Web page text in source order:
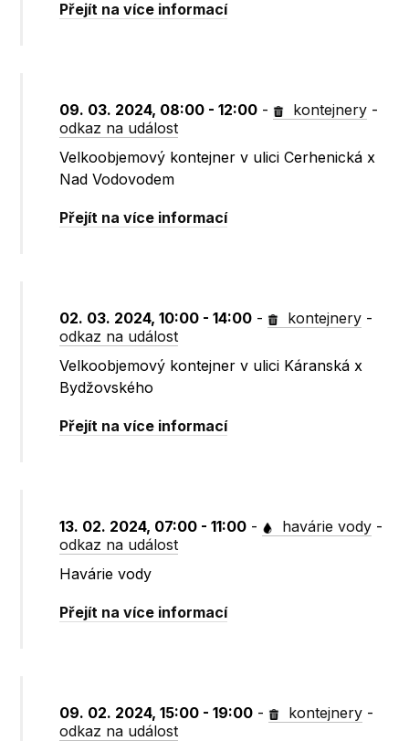
Přejít na více informací
09. 03. 2024, 08:00 - 12:00 - kontejnery -
odkaz na událost
Velkoobjemový kontejner v ulici Cerhenická x
Nad Vodovodem
Přejít na více informací
02. 03. 2024, 10:00 - 14:00 - kontejnery -
odkaz na událost
Velkoobjemový kontejner v ulici Káranská x
Bydžovského
Přejít na více informací
13. 02. 2024, 07:00 - 11:00 - havárie vody -
odkaz na událost
Havárie vody
Přejít na více informací
09. 02. 2024, 15:00 - 19:00 - kontejnery -
odkaz na událost